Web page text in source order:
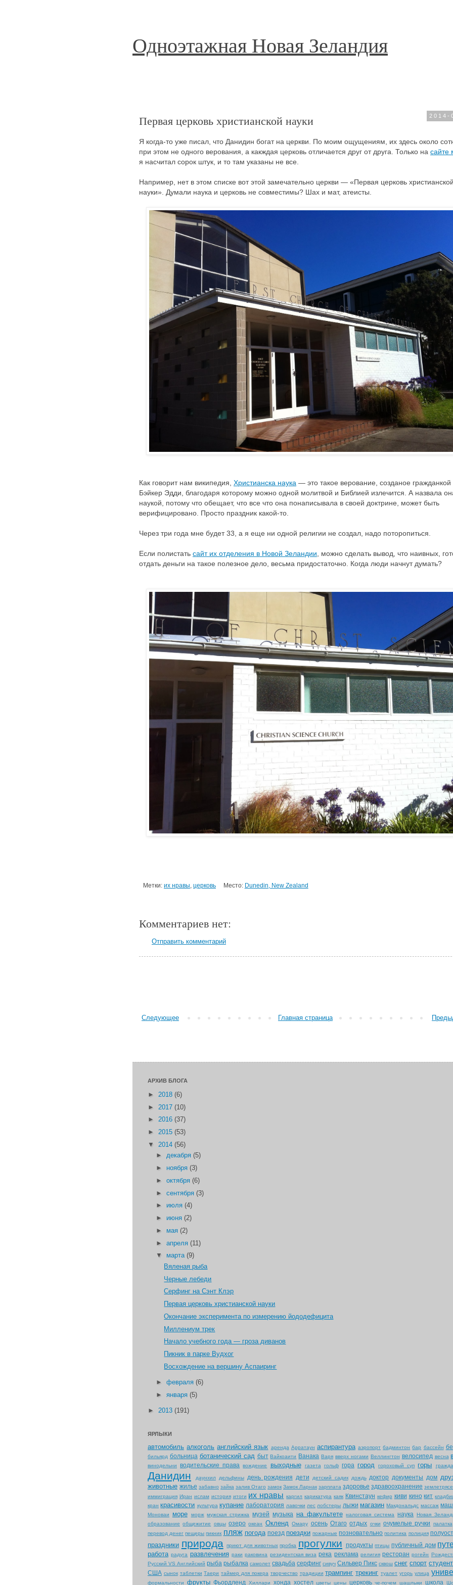
Одноэтажная Новая Зеландия
2014-
Первая церковь христианской науки
Я когда-то уже писал, что Данидин богат на церкви. По моим ощущениям, их здесь около
при этом не одного верования, а какждая церковь отличается друг от друга. Только на сайте
я насчитал сорок штук, и то там указаны не все.
Например, нет в этом списке вот этой замечательно церкви — «Первая церковь христианской
науки». Думали наука и церковь не совместимы? Шах и мат, атеисты.
Как говорит нам википедия, Христианска наука — это такое верование, созданое
Бэйкер Эдди, благодаря которому можно одной молитвой и Библией излечится. А назвала
наукой, потому что обещает, что все что она понаписывала в своей доктрине, может быть
верифицировано. Просто праздник какой-то.
Через три года мне будет 33, а я еще ни одной религии не создал, надо поторопиться.
Если полистать сайт их отделения в Новой Зеландии , можно сделать вывод, что наивных,
отдать деньги на такое полезное дело, весьма придостаточно. Когда люди начнут думать?
Метки: их нравы церковь Место: Dunedin, New Zealand
Комментариев нет:
Отправить комментарий
Следующее Главная страница
АРХИВ БЛОГА
► 2018 (6)
► 2017 (10)
► 2016 (37)
► 2015 (53)
▼ 2014 (56)
► декабря (5)
► ноября (3)
► октября (6)
► сентября (3)
► июля (4)
► июня (2)
► мая (2)
► апреля (11)
▼ марта (9)
Вяленая рыба
Черные лебеди
Серфинг на Сэнт Клэр
Первая церковь христианской науки
Окончание эксперимента по измерению йододефицита
Миллениум трек
Начало учебного года — гроза диванов
Пикник в парке Вудхог
Восхождение на вершину Аспаиринг
► февраля (6)
► января (5)
► 2013 (191)
ЯРЛЫКИ
автомобиль алкоголь английский язык аренда Арратаун аспирантура аэропорт бадминтон бар бассейн
бильярд больница ботанический сад быт Вайкоаити Ванака Варя вверх ногами Веллингтон велосипед весна
винодельни
водительские права вождение выходные газета гольф гора город гороховый суп горы
Данидин даунхил дельфины день рождения дети детский садик дождь доктор документы дом
животные жилье забавно зайка залив Отаго замок Замок Ларнак зарплата здоровье здравоохранение
иммиграция Иран ислам история итоги их нравы каргил карикатура каяк Квинстаун кефир киви кино кит
кран красивости культура купание лаборатория лавочки лес лобстеры лыжи магазин Макдональдс массаж
Моноваи
море морж мужская стрижка музей музыка на факультете налоговая система наука Новая
образование общежитие овцы озеро океан Окленд Омару осень Отаго отдых очки очумелые ручки палатка
перевод денег пещеры пикник пляж погода поезд поездки пожарные позновательно политика полиция
праздники природа приют для животных пробка прогулки продукты птицы публичный дом
работа радуга развлечения раки раковина резидентская виза река реклама религия ресторан рогейн
Русский VS Английский рыба рыбалка самолет свадьба серфинг сивуч Сильвер Пикс сквош снег спорт
США сынок таблетки Таери таймер для покера творчество традиции трампинг трекинг туалет угорь улица
формальности фрукты Фьордленд Хиллари хонда хостел цветы цены церковь че-почем шашлыки школа